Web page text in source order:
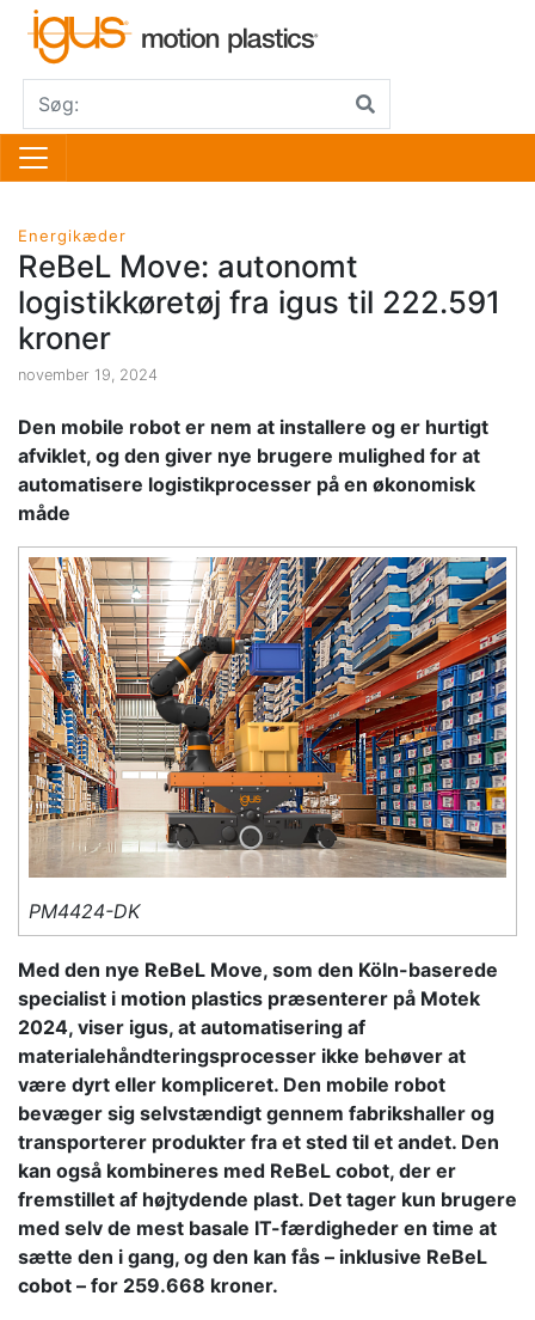
Energikæder
ReBeL Move: autonomt
logistikkøretøj fra igus til 222.591
kroner
november 19, 2024
Den mobile robot er nem at installere og er hurtigt
afviklet, og den giver nye brugere mulighed for at
automatisere logistikprocesser på en økonomisk
måde
PM4424-DK
Med den nye ReBeL Move, som den Köln-baserede
specialist i motion plastics præsenterer på Motek
2024, viser igus, at automatisering af
materialehåndteringsprocesser ikke behøver at
være dyrt eller kompliceret. Den mobile robot
bevæger sig selvstændigt gennem fabrikshaller og
transporterer produkter fra et sted til et andet. Den
kan også kombineres med ReBeL cobot, der er
fremstillet af højtydende plast. Det tager kun brugere
med selv de mest basale IT-færdigheder en time at
sætte den i gang, og den kan fås – inklusive ReBeL
cobot – for 259.668 kroner.